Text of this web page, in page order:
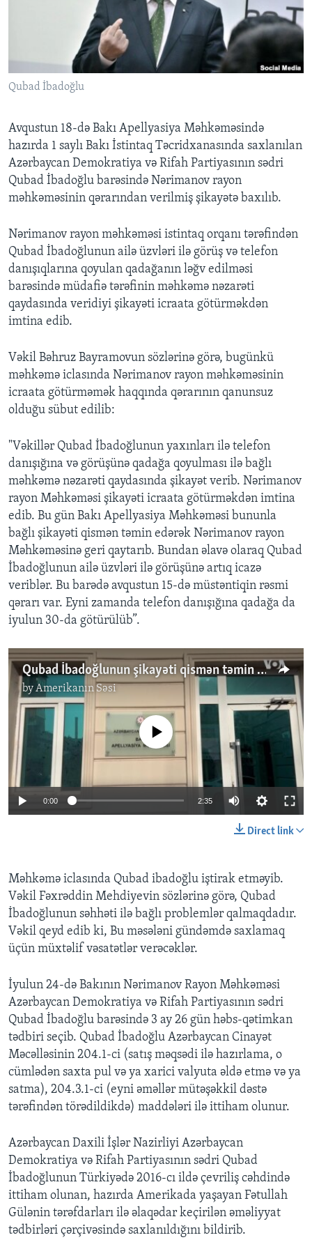
Qubad İbadoğlu
Avqustun 18-də Bakı Apellyasiya Məhkəməsində
hazırda 1 saylı Bakı İstintaq Təcridxanasında saxlanılan
Azərbaycan Demokratiya və Rifah Partiyasının sədri
Qubad İbadoğlu barəsində Nərimanov rayon
məhkəməsinin qərarından verilmiş şikayətə baxılıb.
Nərimanov rayon məhkəməsi istintaq orqanı tərəfindən
Qubad İbadoğlunun ailə üzvləri ilə görüş və telefon
danışıqlarına qoyulan qadağanın ləğv edilməsi
barəsində müdafiə tərəfinin məhkəmə nəzarəti
qaydasında veridiyi şikayəti icraata götürməkdən
imtina edib.
Vəkil Bəhruz Bayramovun sözlərinə görə, bugünkü
məhkəmə iclasında Nərimanov rayon məhkəməsinin
icraata götürməmək haqqında qərarının qanunsuz
olduğu sübut edilib:
"Vəkillər Qubad İbadoğlunun yaxınları ilə telefon
danışığına və görüşünə qadağa qoyulması ilə bağlı
məhkəmə nəzarəti qaydasında şikayət verib. Nərimanov
rayon Məhkəməsi şikayəti icraata götürməkdən imtina
edib. Bu gün Bakı Apellyasiya Məhkəməsi bununla
bağlı şikayəti qismən təmin edərək Nərimanov rayon
Məhkəməsinə geri qaytarıb. Bundan əlavə olaraq Qubad
İbadoğlunun ailə üzvləri ilə görüşünə artıq icazə
veriblər. Bu barədə avqustun 15-də müstəntiqin rəsmi
qərarı var. Eyni zamanda telefon danışığına qadağa da
iyulun 30-da götürülüb”.
Qubad İbadoğlunun şikayəti qismən təmin edilib
byAmerikanın Səsi
No media source currently available
0:00 2:35
Direct link
Məhkəmə iclasında Qubad ibadoğlu iştirak etməyib.
Vəkil Fəxrəddin Mehdiyevin sözlərinə görə, Qubad
İbadoğlunun səhhəti ilə bağlı problemlər qalmaqdadır.
Vəkil qeyd edib ki, Bu məsələni gündəmdə saxlamaq
üçün müxtəlif vəsatətlər verəcəklər.
İyulun 24-də Bakının Nərimanov Rayon Məhkəməsi
Azərbaycan Demokratiya və Rifah Partiyasının sədri
Qubad İbadoğlu barəsində 3 ay 26 gün həbs-qətimkan
tədbiri seçib. Qubad İbadoğlu Azərbaycan Cinayət
Məcəlləsinin 204.1-ci (satış məqsədi ilə hazırlama, o
cümlədən saxta pul və ya xarici valyuta əldə etmə və ya
satma), 204.3.1-ci (eyni əməllər mütəşəkkil dəstə
tərəfindən törədildikdə) maddələri ilə ittiham olunur.
Azərbaycan Daxili İşlər Nazirliyi Azərbaycan
Demokratiya və Rifah Partiyasının sədri Qubad
İbadoğlunun Türkiyədə 2016-cı ildə çevriliş cəhdində
ittiham olunan, hazırda Amerikada yaşayan Fətullah
Gülənin tərəfdarları ilə əlaqədar keçirilən əməliyyat
tədbirləri çərçivəsində saxlanıldığını bildirib.